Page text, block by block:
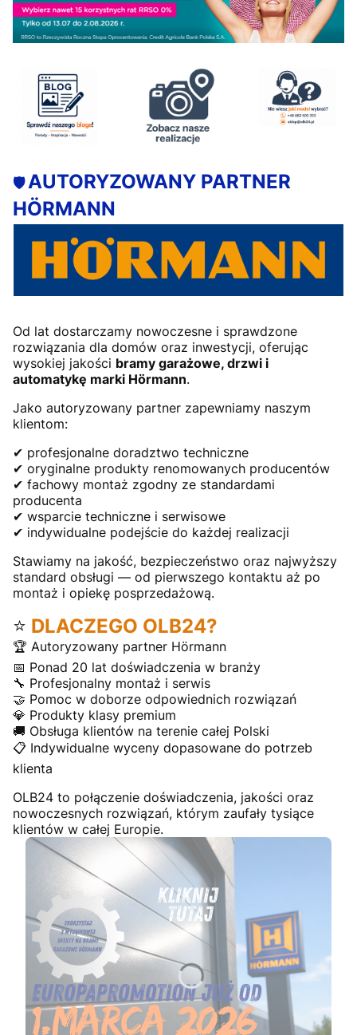
🛡️AUTORYZOWANY PARTNER
HÖRMANN
Od lat dostarczamy nowoczesne i sprawdzone
rozwiązania dla domów oraz inwestycji, oferując
wysokiej jakości bramy garażowe, drzwi i
automatykę marki Hörmann.
Jako autoryzowany partner zapewniamy naszym
klientom:
✔ profesjonalne doradztwo techniczne
✔ oryginalne produkty renomowanych producentów
✔ fachowy montaż zgodny ze standardami
producenta
✔ wsparcie techniczne i serwisowe
✔ indywidualne podejście do każdej realizacji
Stawiamy na jakość, bezpieczeństwo oraz najwyższy
standard obsługi — od pierwszego kontaktu aż po
montaż i opiekę posprzedażową.
⭐ DLACZEGO OLB24?
🏆 Autoryzowany partner Hörmann
📅 Ponad 20 lat doświadczenia w branży
🔧 Profesjonalny montaż i serwis
🤝 Pomoc w doborze odpowiednich rozwiązań
💎 Produkty klasy premium
🚚 Obsługa klientów na terenie całej Polski
📋 Indywidualne wyceny dopasowane do potrzeb
klienta
OLB24 to połączenie doświadczenia, jakości oraz
nowoczesnych rozwiązań, którym zaufały tysiące
klientów w całej Europie.